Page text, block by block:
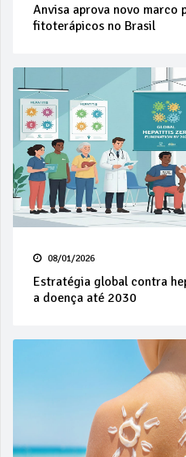
Anvisa aprova novo marco
fitoterápicos no Brasil
08/01/2026
Estratégia global contra
a doença até 2030